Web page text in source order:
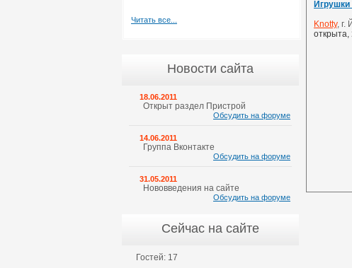
Knotty, г.
открыта,
Читать все...
Новости сайта
18.06.2011
Открыт раздел Пристрой
Обсудить на форуме
14.06.2011
Группа Вконтакте
Обсудить на форуме
31.05.2011
Нововведения на сайте
Обсудить на форуме
Сейчас на сайте
Гостей: 17